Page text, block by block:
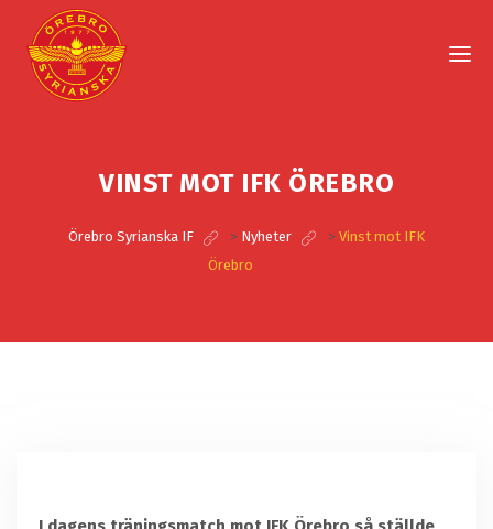
VINST MOT IFK ÖREBRO
Örebro Syrianska IF > Nyheter > Vinst mot IFK
Örebro